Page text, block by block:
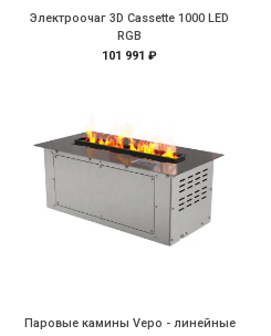
Электроочаг 3D Cassette 1000 LED
RGB
101 991 ₽
Паровые камины Vepo - линейные